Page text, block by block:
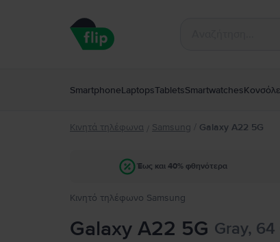
SmartphoneLaptopsTabletsSmartwatches
Κινητά τηλέφωνα / Samsung / Galaxy A22 5G
Έως και 40% φθηνότερα
Κινητό τηλέφωνο Samsung
Galaxy A22 5G Gray, 64